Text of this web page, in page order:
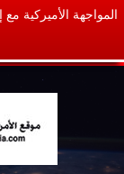
المواجهة الأميركية